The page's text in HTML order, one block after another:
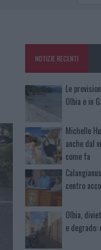
NOTIZIE RECENTI
Le
Olbia e in
Michelle
anche dal
come fa
centro
Olbia,
e